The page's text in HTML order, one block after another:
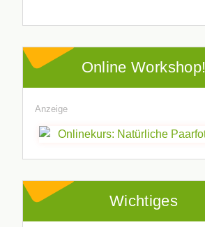
Online Workshop!
Anzeige
Wichtiges